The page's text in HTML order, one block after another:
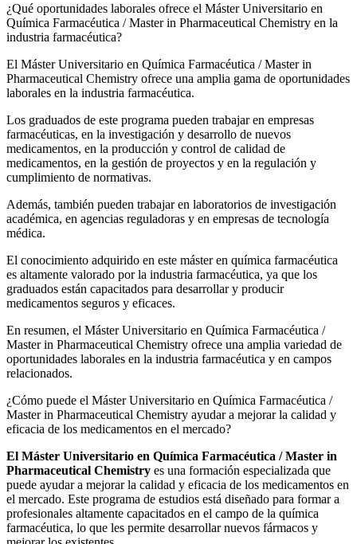
¿Qué oportunidades laborales ofrece el Máster Universitario en
Química Farmacéutica / Master in Pharmaceutical Chemistry en la
industria farmacéutica?
El Máster Universitario en Química Farmacéutica / Master in
Pharmaceutical Chemistry ofrece una amplia gama de oportunidades
laborales en la industria farmacéutica.
Los graduados de este programa pueden trabajar en empresas
farmacéuticas, en la investigación y desarrollo de nuevos
medicamentos, en la producción y control de calidad de
medicamentos, en la gestión de proyectos y en la regulación y
cumplimiento de normativas.
Además, también pueden trabajar en laboratorios de investigación
académica, en agencias reguladoras y en empresas de tecnología
médica.
El conocimiento adquirido en este máster en química farmacéutica
es altamente valorado por la industria farmacéutica, ya que los
graduados están capacitados para desarrollar y producir
medicamentos seguros y eficaces.
En resumen, el Máster Universitario en Química Farmacéutica /
Master in Pharmaceutical Chemistry ofrece una amplia variedad de
oportunidades laborales en la industria farmacéutica y en campos
relacionados.
¿Cómo puede el Máster Universitario en Química Farmacéutica /
Master in Pharmaceutical Chemistry ayudar a mejorar la calidad y
eficacia de los medicamentos en el mercado?
El Máster Universitario en Química Farmacéutica / Master in
Pharmaceutical Chemistry es una formación especializada que
puede ayudar a mejorar la calidad y eficacia de los medicamentos en
el mercado. Este programa de estudios está diseñado para formar a
profesionales altamente capacitados en el campo de la química
farmacéutica, lo que les permite desarrollar nuevos fármacos y